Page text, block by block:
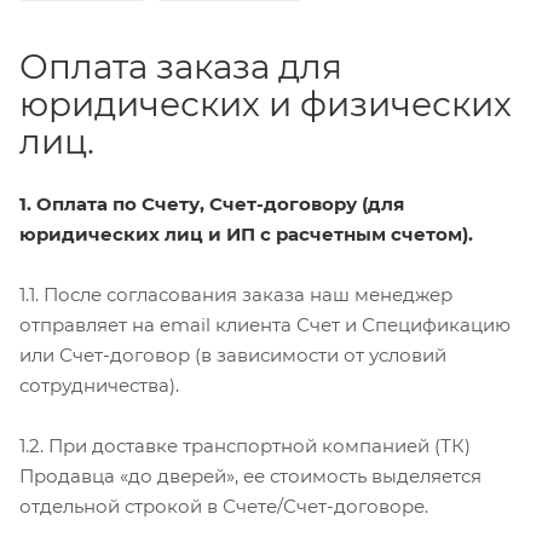
Оплата заказа для
юридических и физических
лиц.
1. Оплата по Счету, Счет-договору (для
юридических лиц и ИП с расчетным счетом).
1.1. После согласования заказа наш менеджер
отправляет на email клиента Счет и Спецификацию
или Счет-договор (в зависимости от условий
сотрудничества).
1.2. При доставке транспортной компанией (ТК)
Продавца «до дверей», ее стоимость выделяется
отдельной строкой в Счете/Счет-договоре.